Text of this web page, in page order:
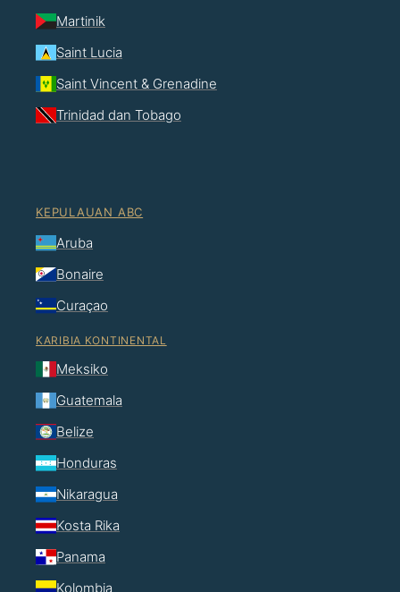
Martinik
Saint Lucia
Saint Vincent & Grenadine
Trinidad dan Tobago
KEPULAUAN ABC
Aruba
Bonaire
Curaçao
KARIBIA KONTINENTAL
Meksiko
Guatemala
Belize
Honduras
Nikaragua
Kosta Rika
Panama
Kolombia